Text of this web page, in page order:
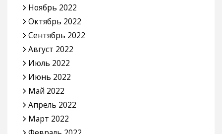
Ноябрь 2022
Октябрь 2022
Сентябрь 2022
Август 2022
Июль 2022
Июнь 2022
Май 2022
Апрель 2022
Март 2022